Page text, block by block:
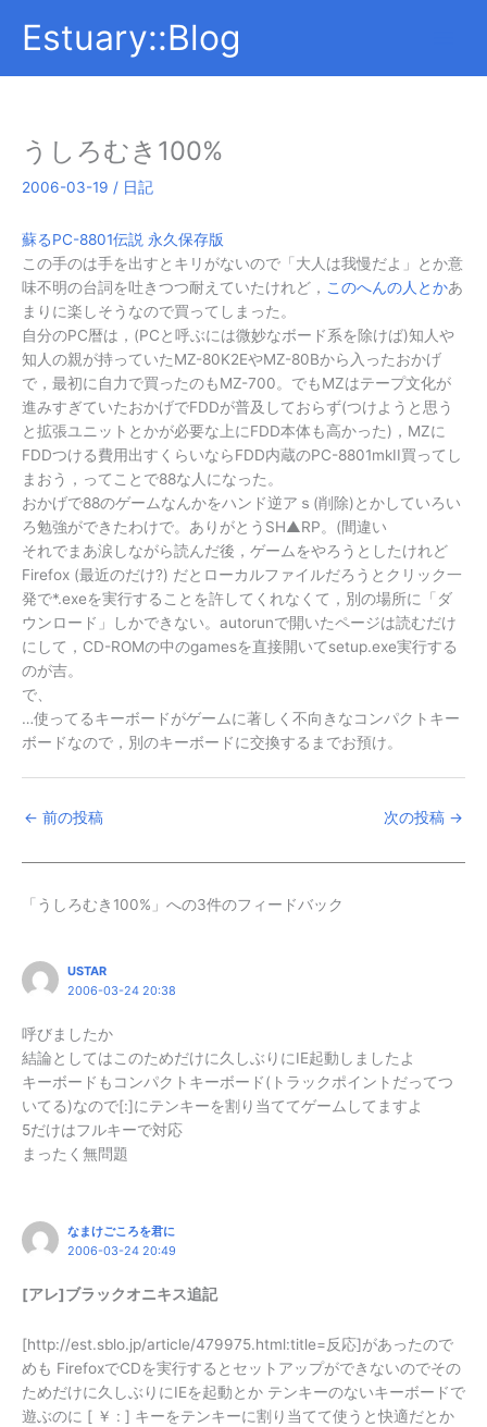
Estuary::Blog
うしろむき100%
2006-03-19 / 日記
蘇るPC-8801伝説 永久保存版
この手のは手を出すとキリがないので「大人は我慢だよ」とか意
味不明の台詞を吐きつつ耐えていたけれど， このへんの人とかあ
まりに楽しそうなので買ってしまった。
自分のPC暦は，(PCと呼ぶには微妙なボード系を除けば)知人や
知人の親が持っていたMZ-80K2EやMZ-80Bから入ったおかげ
で，最初に自力で買ったのもMZ-700。でもMZはテープ文化が
進みすぎていたおかげでFDDが普及しておらず(つけようと思う
と拡張ユニットとかが必要な上にFDD本体も高かった)，MZに
FDDつける費用出すくらいならFDD内蔵のPC-8801mkII買ってし
まおう，ってことで88な人になった。
おかげで88のゲームなんかをハンド逆アｓ(削除)とかしていろい
ろ勉強ができたわけで。ありがとうSH▲RP。(間違い
それでまあ涙しながら読んだ後，ゲームをやろうとしたけれど
Firefox (最近のだけ?) だとローカルファイルだろうとクリック一
発で*.exeを実行することを許してくれなくて，別の場所に「ダ
ウンロード」しかできない。autorunで開いたページは読むだけ
にして，CD-ROMの中のgamesを直接開いてsetup.exe実行する
のが吉。
で、
…使ってるキーボードがゲームに著しく不向きなコンパクトキー
ボードなので，別のキーボードに交換するまでお預け。
← 前の投稿 次の投稿 →
「うしろむき100%」への3件のフィードバック
USTAR
2006-03-24 20:38
呼びましたか
結論としてはこのためだけに久しぶりにIE起動しましたよ
キーボードもコンパクトキーボード(トラックポイントだってつ
いてる)なので[:]にテンキーを割り当ててゲームしてますよ
5だけはフルキーで対応
まったく無問題
なまけごころを君に
2006-03-24 20:49
[アレ]ブラックオニキス追記
[http://est.sblo.jp/article/479975.html:title=反応]があったので
めも FirefoxでCDを実行するとセットアップができないのでその
ためだけに久しぶりにIEを起動とか テンキーのないキーボードで
遊ぶのに [ ￥ : ] キーをテンキーに割り当てて使うと快適だとか